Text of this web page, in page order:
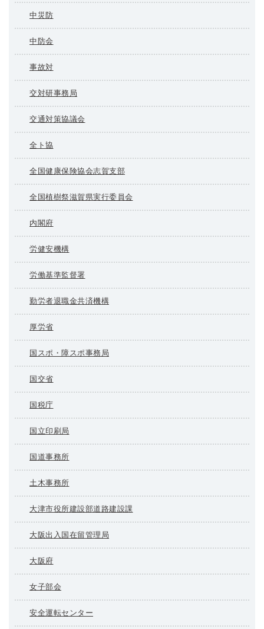
中災防
中防会
事故対
交対研事務局
交通対策協議会
全ト協
全国健康保険協会志賀支部
全国植樹祭滋賀県実行委員会
内閣府
労健安機構
労働基準監督署
勤労者退職金共済機構
厚労省
国スポ・障スポ事務局
国交省
国税庁
国立印刷局
国道事務所
土木事務所
大津市役所建設部道路建設課
大阪出入国在留管理局
大阪府
女子部会
安全運転センター